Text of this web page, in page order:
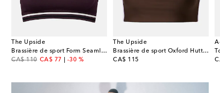
The Upside
Brassière de sport Form Seamless Kelsey
CA$ 110
original priceCA$ 77
discount price
-30 %
The Upside
Brassière de sport Oxford Hutton
CA$ 115
original price